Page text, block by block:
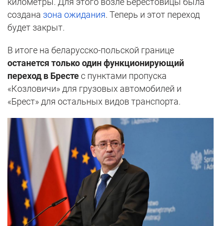
создана зона ожидания. Теперь и этот переход
будет закрыт.
В итоге на беларусско-польской границе
останется только один функционирующий
переход в Брестес пунктами пропуска
«Козловичи» для грузовых автомобилей и
«Брест» для остальных видов транспорта.